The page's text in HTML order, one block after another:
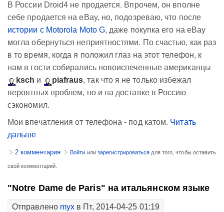
В России Droid4 не продается. Впрочем, он вполне
себе продается на eBay, но, подозреваю, что после
истории с Motorola Moto G, даже покупка его на eBay
могла обернуться неприятностями. По счастью, как раз
в то время, когда я положил глаз на этот телефон, к
нам в гости собирались новоиспеченные американцы
ksch и piafraus, так что я не только избежал
вероятных проблем, но и на доставке в Россию
сэкономил.
Мои впечатления от телефона - под катом. Читать
дальше
2 комментария Войти или зарегистрироваться для того, чтобы оставить
свой комментарий.
"Notre Dame de Paris" на итальянском языке
Отправлено myx в Пт, 2014-04-25 01:19